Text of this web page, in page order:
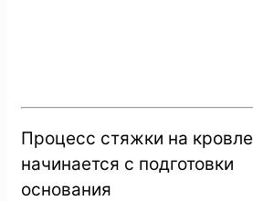
Процесс стяжки на кровле
начинается с подготовки
основания